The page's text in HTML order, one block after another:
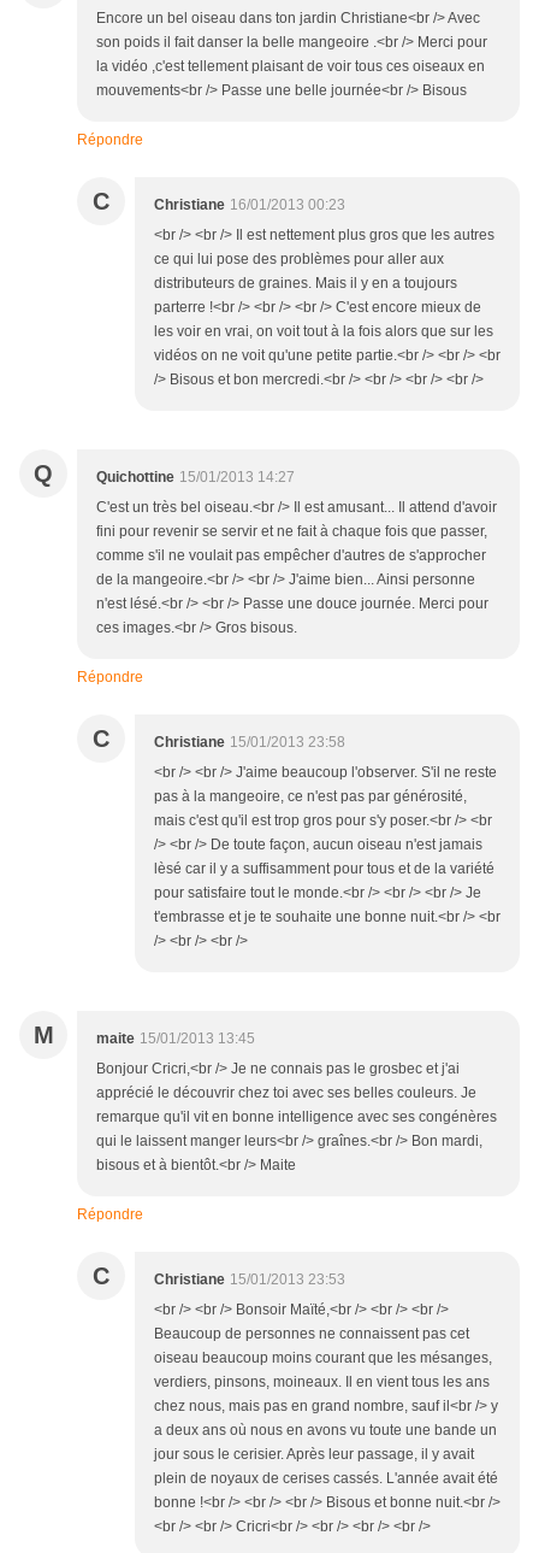
Encore un bel oiseau dans ton jardin Christiane<br /> Avec
son poids il fait danser la belle mangeoire .<br /> Merci pour
la vidéo ,c'est tellement plaisant de voir tous ces oiseaux en
mouvements<br /> Passe une belle journée<br /> Bisous
Répondre
C Christiane 16/01/2013 00:23
<br /> <br /> Il est nettement plus gros que les autres
ce qui lui pose des problèmes pour aller aux
distributeurs de graines. Mais il y en a toujours
parterre !<br /> <br /> <br /> C'est encore mieux de
les voir en vrai, on voit tout à la fois alors que sur les
vidéos on ne voit qu'une petite partie.<br /> <br /> <br
/> Bisous et bon mercredi.<br /> <br /> <br /> <br />
Q Quichottine 15/01/2013 14:27
C'est un très bel oiseau.<br /> Il est amusant... Il attend d'avoir
fini pour revenir se servir et ne fait à chaque fois que passer,
comme s'il ne voulait pas empêcher d'autres de s'approcher
de la mangeoire.<br /> <br /> J'aime bien... Ainsi personne
n'est lésé.<br /> <br /> Passe une douce journée. Merci pour
ces images.<br /> Gros bisous.
Répondre
C Christiane 15/01/2013 23:58
<br /> <br /> J'aime beaucoup l'observer. S'il ne reste
pas à la mangeoire, ce n'est pas par générosité,
mais c'est qu'il est trop gros pour s'y poser.<br /> <br
/> <br /> De toute façon, aucun oiseau n'est jamais
lèsé car il y a suffisamment pour tous et de la variété
pour satisfaire tout le monde.<br /> <br /> <br /> Je
t'embrasse et je te souhaite une bonne nuit.<br /> <br
/> <br /> <br />
M maite 15/01/2013 13:45
Bonjour Cricri,<br /> Je ne connais pas le grosbec et j'ai
apprécié le découvrir chez toi avec ses belles couleurs. Je
remarque qu'il vit en bonne intelligence avec ses congénères
qui le laissent manger leurs<br /> graînes.<br /> Bon mardi,
bisous et à bientôt.<br /> Maite
Répondre
C Christiane 15/01/2013 23:53
<br /> <br /> Bonsoir Maïté,<br /> <br /> <br />
Beaucoup de personnes ne connaissent pas cet
oiseau beaucoup moins courant que les mésanges,
verdiers, pinsons, moineaux. Il en vient tous les ans
chez nous, mais pas en grand nombre, sauf il<br /> y
a deux ans où nous en avons vu toute une bande un
jour sous le cerisier. Après leur passage, il y avait
plein de noyaux de cerises cassés. L'année avait été
bonne !<br /> <br /> <br /> Bisous et bonne nuit.<br />
<br /> <br /> Cricri<br /> <br /> <br /> <br />